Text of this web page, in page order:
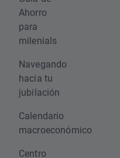
Ahorro
para
milenials
Navegando
hacia tu
jubilación
Calendario
macroeconómico
Centro